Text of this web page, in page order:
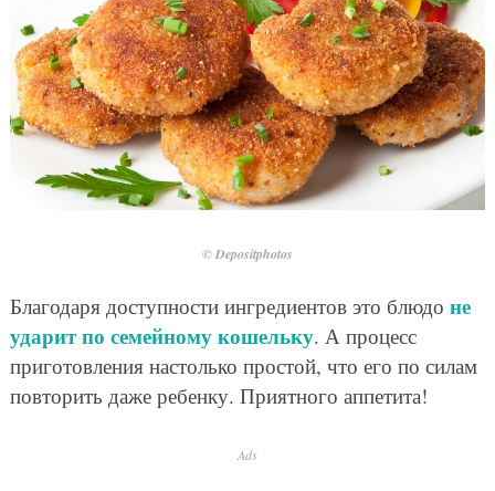
© Depositphotos
Благодаря доступности ингредиентов это блюдо не
ударит по семейному кошельку. А процесс
приготовления настолько простой, что его по силам
повторить даже ребенку. Приятного аппетита!
Ads